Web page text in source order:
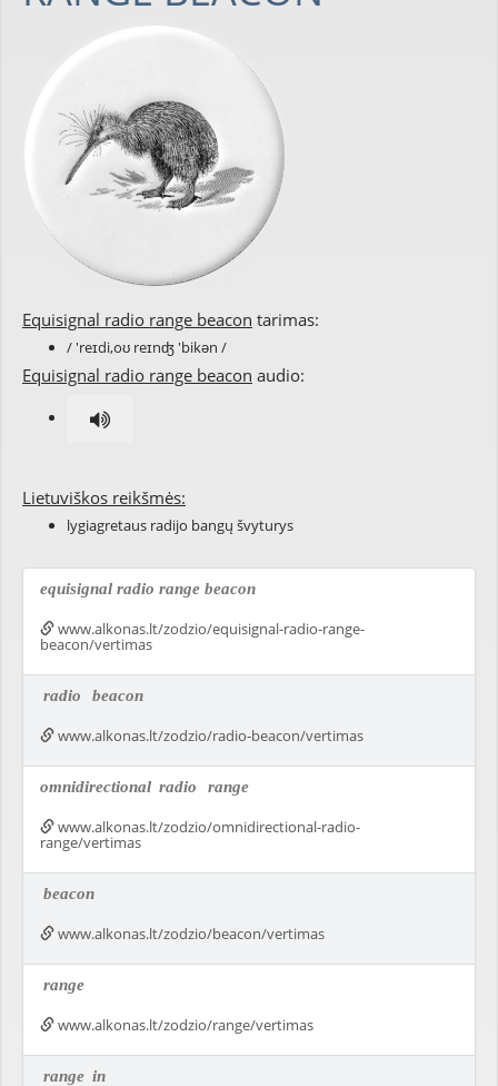
Equisignal radio range beacon tarimas:
/ 'reɪdi,oʊ reɪnʤ 'bikən /
Equisignal radio range beacon audio:
Lietuviškos reikšmės:
lygiagretaus radijo bangų švyturys
equisignal radio range beacon
www.alkonas.lt/zodzio/equisignal-radio-range-
beacon/vertimas
radio beacon
www.alkonas.lt/zodzio/radio-beacon/vertimas
omnidirectional radio range
www.alkonas.lt/zodzio/omnidirectional-radio-
range/vertimas
beacon
www.alkonas.lt/zodzio/beacon/vertimas
range
www.alkonas.lt/zodzio/range/vertimas
range in